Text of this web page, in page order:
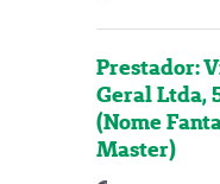
Prestador:
Geral Ltda,
(Nome
Master)